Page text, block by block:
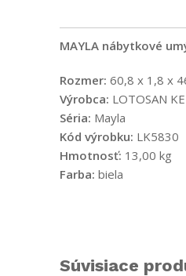
MAYLA nábytkové
Rozmer: 60,8 x 1,8 x
Výrobca: LOTOSAN
Séria: Mayla
Kód výrobku: LK5830
Hmotnosť: 13,00 kg
Farba: biela
Súvisiace